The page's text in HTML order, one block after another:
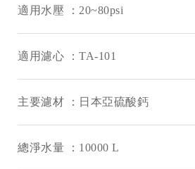
適用水壓 ：20~80psi
適用濾心 ：TA-101
主要濾材 ：日本亞硫酸鈣
總淨水量 ：10000 L